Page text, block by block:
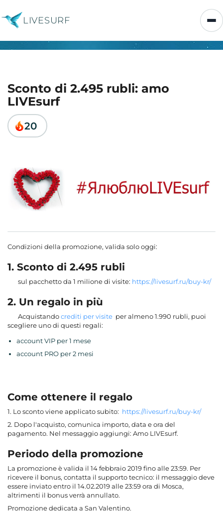
LIVESURF
Sconto di 2.495 rubli: amo
LIVEsurf
20
Condizioni della promozione, valida solo oggi:
1. Sconto di 2.495 rubli
sul pacchetto da 1 milione di visite: https://livesurf.ru/buy-kr/
2. Un regalo in più
Acquistandocrediti per visite per almeno 1.990 rubli, puoi
scegliere uno di questi regali:
account VIP per 1 mese
account PRO per 2 mesi
Come ottenere il regalo
1. Lo sconto viene applicato subito: https://livesurf.ru/buy-kr/
2. Dopo l'acquisto, comunica importo, data e ora del
pagamento. Nel messaggio aggiungi: Amo LIVEsurf.
Periodo della promozione
La promozione è valida il 14 febbraio 2019 fino alle 23:59. Per
ricevere il bonus, contatta il supporto tecnico: il messaggio deve
essere inviato entro il 14.02.2019 alle 23:59 ora di Mosca,
altrimenti il bonus verrà annullato.
Promozione dedicata a San Valentino.